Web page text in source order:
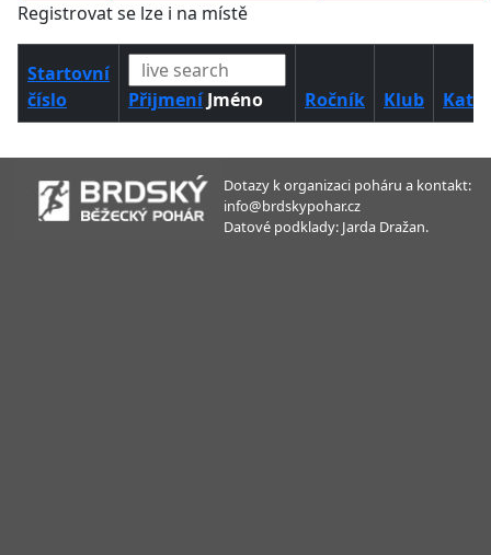
Registrovat se lze i na místě
Startovní
číslo
PřijmeníJméno Ročník Klub
Dotazy k organizaci poháru a kontakt:
info@brdskypohar.cz
Datové podklady: Jarda Dražan.